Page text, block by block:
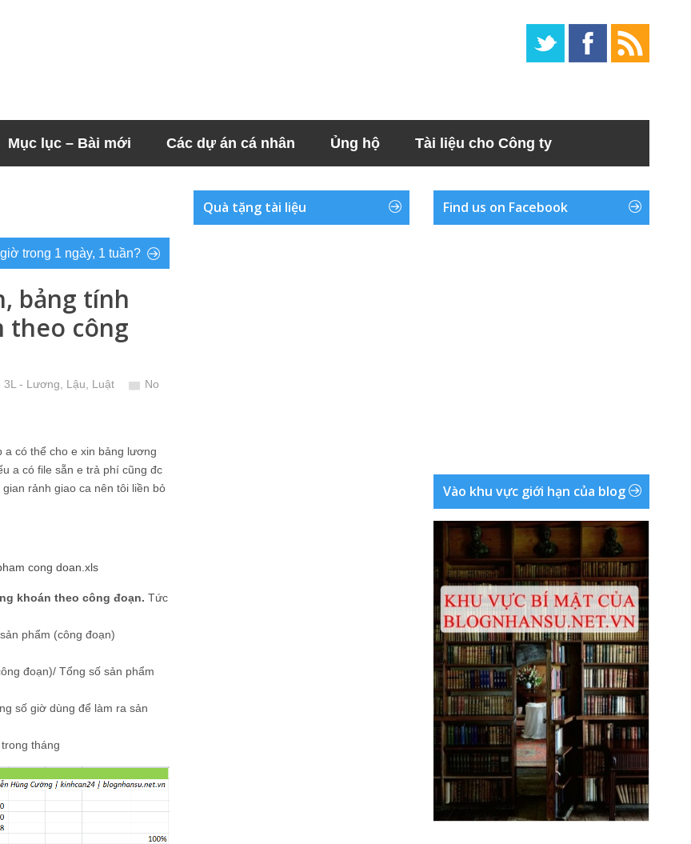
Mục lục – Bài mới Các dự án cá nhân Ủng hộ Tài liệu cho Công ty
trong 1 ngày, 1 tuần?
bảng tính
theo công
3L - Lương, Lậu, Luật
No
có thể cho e xin bảng lương
a có file sẵn e trả phí cũng đc
rảnh giao ca nên tôi liền bỏ
cong doan.xls
khoán theo công đoạn. Tức
phẩm (công đoạn)
đoạn)/ Tổng số sản phẩm
số giờ dùng để làm ra sản
tháng
Quà tặng tài liệu Find us on Facebook
Vào khu vực giới hạn của blog